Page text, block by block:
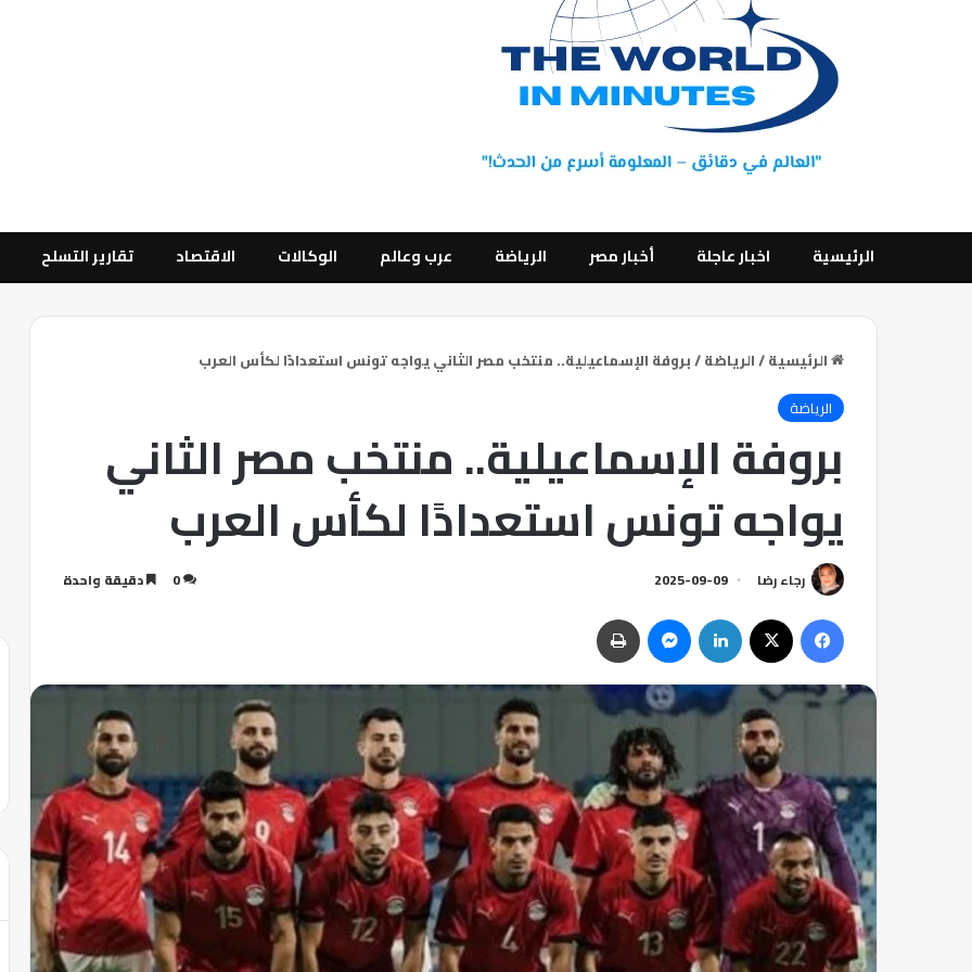
الرئيسية اخبار عاجلة أخبار مصر الرياضة عرب وعالم الوكالات الاقتصاد تقارير التسلح
الرئيسية/الرياضة/بروفة الإسماعيلية.. منتخب مصر الثاني يواجه تونس استعدادًا لكأس العرب
الرياضة
بروفة الإسماعيلية.. منتخب مصر الثاني
يواجه تونس استعدادًا لكأس العرب
رجاء رضا 2025-09-09
0 دقيقة واحدة